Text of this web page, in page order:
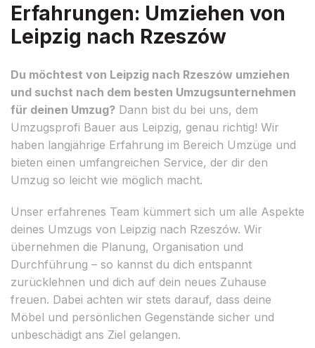
Erfahrungen: Umziehen von
Leipzig nach Rzeszów
Du möchtest von Leipzig nach Rzeszów umziehen
und suchst nach dem besten Umzugsunternehmen
für deinen Umzug? Dann bist du bei uns, dem
Umzugsprofi Bauer aus Leipzig, genau richtig! Wir
haben langjährige Erfahrung im Bereich Umzüge und
bieten einen umfangreichen Service, der dir den
Umzug so leicht wie möglich macht.
Unser erfahrenes Team kümmert sich um alle Aspekte
deines Umzugs von Leipzig nach Rzeszów. Wir
übernehmen die Planung, Organisation und
Durchführung – so kannst du dich entspannt
zurücklehnen und dich auf dein neues Zuhause
freuen. Dabei achten wir stets darauf, dass deine
Möbel und persönlichen Gegenstände sicher und
unbeschädigt ans Ziel gelangen.